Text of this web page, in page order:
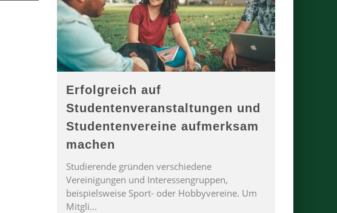
Erfolgreich auf
Studentenveranstaltungen und
Studentenvereine aufmerksam
machen
Studierende gründen verschiedene
Vereinigungen und Interessengruppen,
beispielsweise Sport- oder Hobbyvereine. Um
Mitgli...